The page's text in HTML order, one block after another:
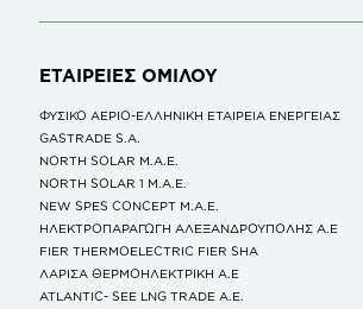
ΕΤΑΙΡΕΙΕΣ ΟΜΙΛΟΥ
ΦΥΣΙΚΟ ΑΕΡΙΟ-ΕΛΛΗΝΙΚΗ ΕΤΑΙΡΕΙΑ ΕΝΕΡΓΕΙΑΣ
GASTRADE S.A.
NORTH SOLAR M.Α.Ε.
NORTH SOLAR 1 M.Α.Ε.
NEW SPES CONCEPT Μ.Α.Ε.
ΗΛΕΚΤΡΟΠΑΡΑΓΩΓΗ ΑΛΕΞΑΝΔΡΟΥΠΟΛΗΣ A.E
FIER THERMOELECTRIC FIER SHA
ΛΑΡΙΣΑ ΘΕΡΜΟΗΛΕΚΤΡΙΚΗ A.E
ATLANTIC- SEE LNG TRADE A.E.